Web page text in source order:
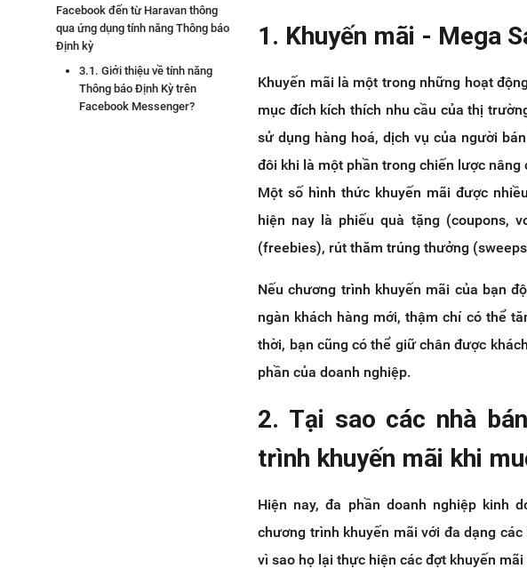
Facebook đến từ Haravan thông
qua ứng dụng tính năng Thông báo
Định kỳ
3.1. Giới thiệu về tính năng
Thông báo Định Kỳ trên
Facebook Messenger?
1. Khuyến mãi - Mega
Khuyến mãi là một trong những hoạt
mục đích kích thích nhu cầu của thị
sử dụng hàng hoá, dịch vụ của người
đôi khi là một phần trong chiến lược
Một số hình thức khuyến mãi được
hiện nay là phiếu quà tặng (coupons,
(freebies), rút thăm trúng thưởng
Nếu chương trình khuyến mãi của bạn
ngàn khách hàng mới, thậm chí có thể
thời, bạn cũng có thể giữ chân được
phần của doanh nghiệp.
2. Tại sao các nhà
trình khuyến mãi khi
Hiện nay, đa phần doanh nghiệp kinh
chương trình khuyến mãi với đa dạng
vì sao họ lại thực hiện các đợt khuyến